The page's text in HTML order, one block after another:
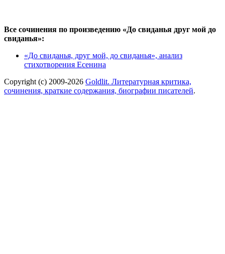
Все сочинения по произведению «До свиданья друг мой до
свиданья»:
«До свиданья, друг мой, до свиданья», анализ
стихотворения Есенина
Copyright (c) 2009-2026 Goldlit. Литературная критика,
сочинения, краткие содержания, биографии писателей.